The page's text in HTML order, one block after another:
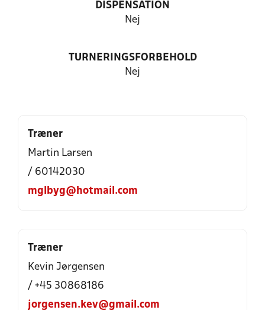
DISPENSATION
Nej
TURNERINGSFORBEHOLD
Nej
Træner
Martin Larsen
/ 60142030
mglbyg@hotmail.com
Træner
Kevin Jørgensen
/ +45 30868186
jorgensen.kev@gmail.com